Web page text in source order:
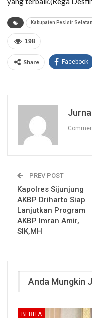
Kabupaten Pesisir Selatan
198
Share Facebook
PREV POST
Kapolres Sijunjung
AKBP Driharto Siap
Lanjutkan Program
AKBP Imran Amir,
SIK,MH
Anda Mungkin
BERITA